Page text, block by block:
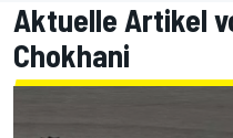
Aktuelle Artikel
Chokhani